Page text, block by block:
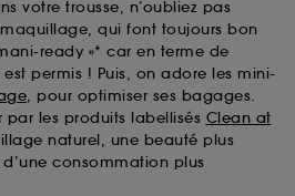
votre trousse, n’oubliez pas
qui font toujours bon
ready »* car en terme de
permis ! Puis, on adore les mini-
, pour optimiser ses bagages.
par les produits labellisés Clean at
naturel, une beauté plus
consommation plus